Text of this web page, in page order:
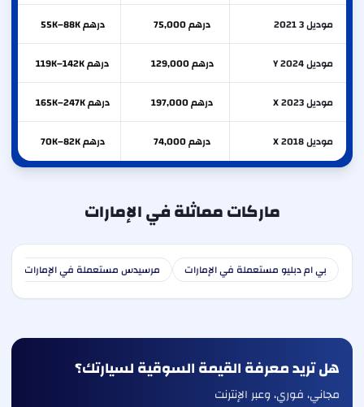
موديل 3 2021 درهم 75,000 درهم 55K–88K
موديل Y 2024 درهم 129,000 درهم 119K–142K
موديل X 2023 درهم 197,000 درهم 165K–247K
موديل X 2018 درهم 74,000 درهم 70K–82K
ماركات مماثلة في الإمارات
بي ام دبليو مستعملة في الإمارات مرسيدس مستعملة في الإمارات
هل تريد معرفة القيمة السوقية لسيارتك؟
مجاني، فوري، وعبر الإنترنت